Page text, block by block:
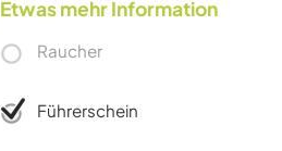
Etwas mehr Information
Raucher
Führerschein